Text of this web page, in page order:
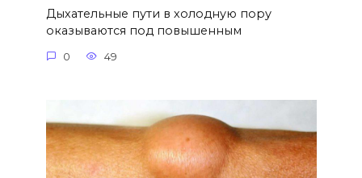
Дыхательные пути в холодную пору
оказываются под повышенным
0 49